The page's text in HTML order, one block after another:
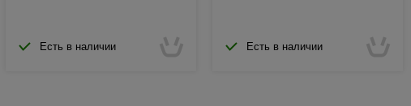
Есть в наличии Есть в наличии